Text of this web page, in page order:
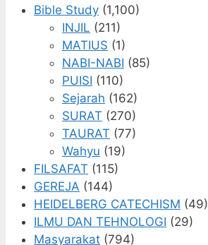
Bible Study (1,100)
INJIL (211)
MATIUS (1)
NABI-NABI (85)
PUISI (110)
Sejarah (162)
SURAT (270)
TAURAT (77)
Wahyu (19)
FILSAFAT (115)
GEREJA (144)
HEIDELBERG CATECHISM (49)
ILMU DAN TEHNOLOGI (29)
Masyarakat (794)